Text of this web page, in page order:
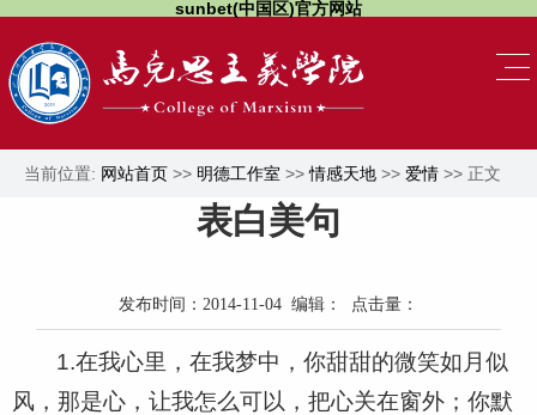
sunbet(中国区)官方网站
当前位置: 网站首页 >> 明德工作室 >>情感天地 >> 爱情 >> 正文
表白美句
发布时间：2014-11-04 编辑： 点击量：
1.在我心里，在我梦中，你甜甜的微笑如月似
风，那是心，让我怎么可以，把心关在窗外；你默